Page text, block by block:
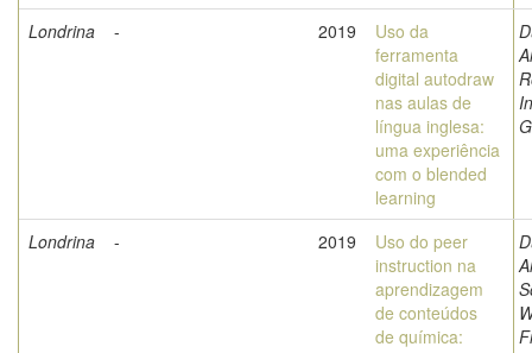
Londrina
- 2019
Uso da
ferramenta
digital autodraw
nas aulas de
língua inglesa:
uma experiência
com o blended
learning
Londrina - 2019
Uso do peer
instruction na
aprendizagem
de conteúdos
de química: